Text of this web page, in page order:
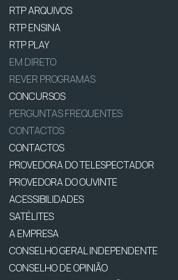
RTP ARQUIVOS
RTP ENSINA
RTP PLAY
EM DIRETO
REVER PROGRAMAS
CONCURSOS
PERGUNTAS FREQUENTES
CONTACTOS
CONTACTOS
PROVEDORA DO TELESPECTADOR
PROVEDORA DO OUVINTE
ACESSIBILIDADES
SATÉLITES
A EMPRESA
CONSELHO GERAL INDEPENDENTE
CONSELHO DE OPINIÃO